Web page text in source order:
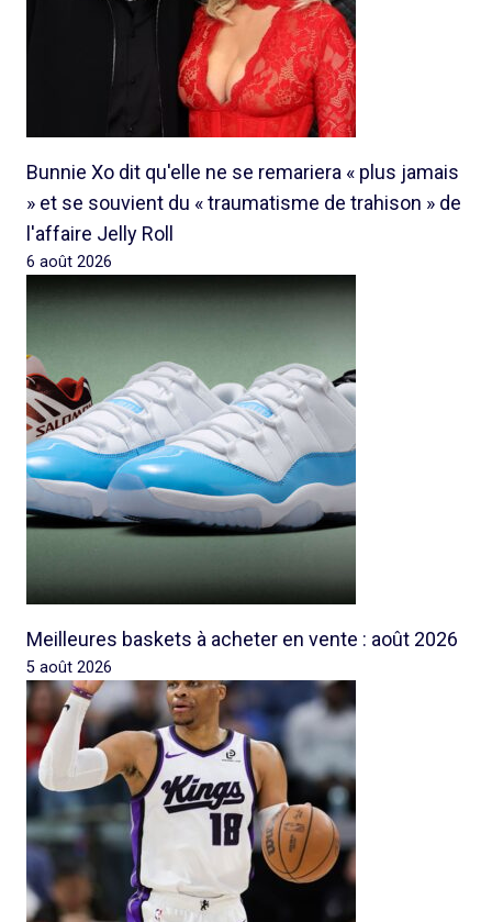
Bunnie Xo dit qu'elle ne se remariera « plus jamais
» et se souvient du « traumatisme de trahison » de
l'affaire Jelly Roll
6 août 2026
Meilleures baskets à acheter en vente : août 2026
5 août 2026